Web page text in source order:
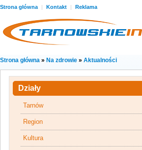
Strona główna | Kontakt | Reklama
Strona główna » Na zdrowie » Aktualności
Działy
Tarnów
Region
Kultura